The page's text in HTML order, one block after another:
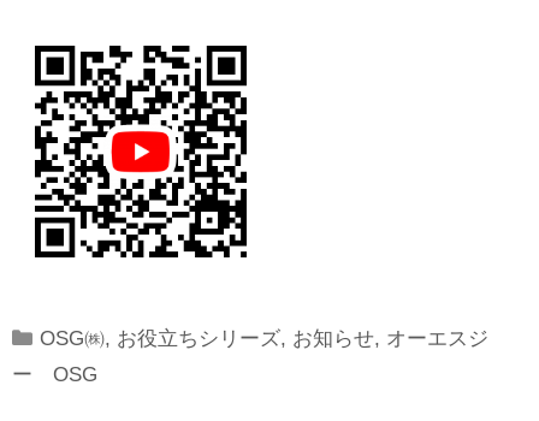
Categories
OSG㈱, お役立ちシリーズ, お知らせ, オーエスジ
ー OSG